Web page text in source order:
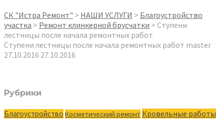
СК "Истра Ремонт" > НАШИ УСЛУГИ > Благоустройство
участка > Ремонт клинкерной брусчатки > Ступени
лестницы после начала ремонтных работ
Ступени лестницы после начала ремонтных работ master
27.10.2016 27.10.2016
Рубрики
Благоустройство Косметический ремонт Кровельные работы